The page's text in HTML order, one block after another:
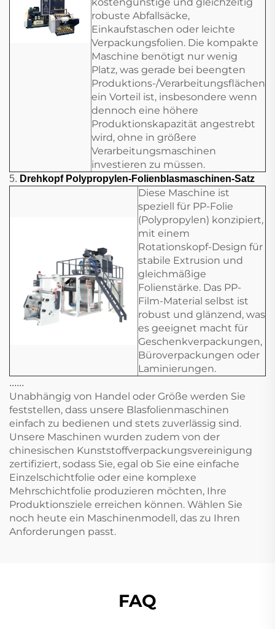
robuste Abfallsäcke,
Einkaufstaschen oder leichte
Verpackungsfolien. Die kompakte
Maschine benötigt nur wenig
Platz, was gerade bei beengten
Produktions-/Verarbeitungsflächen
ein Vorteil ist, insbesondere wenn
dennoch eine höhere
Produktionskapazität angestrebt
wird, ohne in größere
Verarbeitungsmaschinen
investieren zu müssen.
5. Drehkopf Polypropylen-Folienblasmaschinen-Satz
Diese Maschine ist
speziell für PP-Folie
(Polypropylen) konzipiert,
mit einem
Rotationskopf-Design für
stabile Extrusion und
gleichmäßige
Folienstärke. Das PP-
Film-Material selbst ist
robust und glänzend, was
es geeignet macht für
Geschenkverpackungen,
Büroverpackungen oder
Laminierungen.
......
Unabhängig von Handel oder Größe werden Sie
feststellen, dass unsere Blasfolienmaschinen
einfach zu bedienen und stets zuverlässig sind.
Unsere Maschinen wurden zudem von der
chinesischen Kunststoffverpackungsvereinigung
zertifiziert, sodass Sie, egal ob Sie eine einfache
Einzelschichtfolie oder eine komplexe
Mehrschichtfolie produzieren möchten, Ihre
Produktionsziele erreichen können. Wählen Sie
noch heute ein Maschinenmodell, das zu Ihren
Anforderungen passt.
FAQ